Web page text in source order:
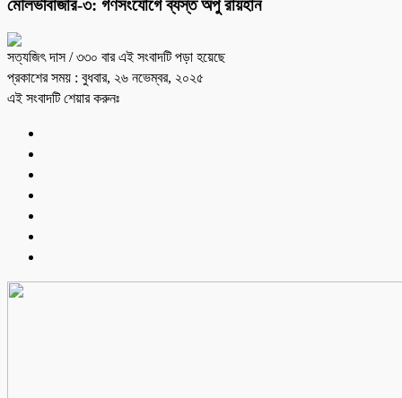
মৌলভীবাজার-৩: গণসংযোগে ব্যস্ত অপু রায়হান
সত্যজিৎ দাস/ ৩৩০ বার এই সংবাদটি পড়া হয়েছে
প্রকাশের সময় : বুধবার, ২৬ নভেম্বর, ২০২৫
এই সংবাদটি শেয়ার করুনঃ